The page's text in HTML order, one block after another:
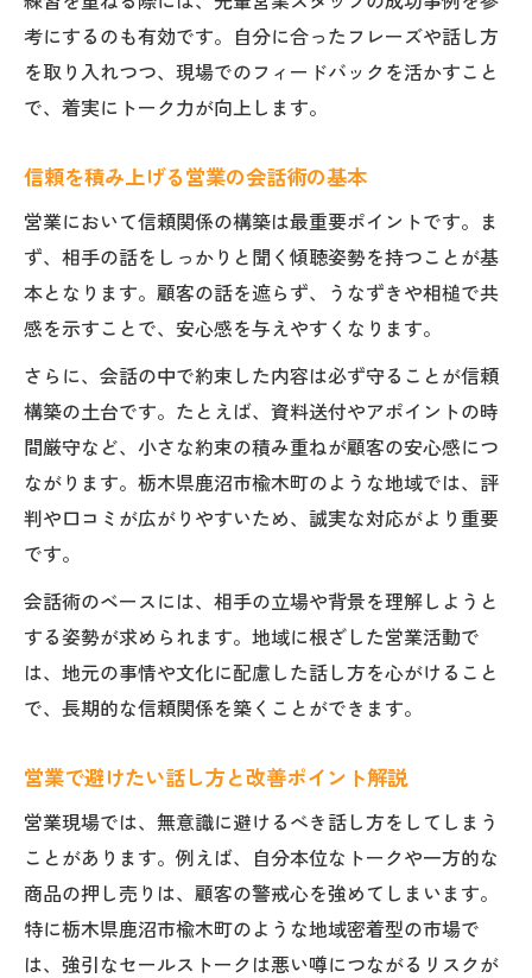
考にするのも有効です。自分に合ったフレーズや話し方
を取り入れつつ、現場でのフィードバックを活かすこと
で、着実にトーク力が向上します。
信頼を積み上げる営業の会話術の基本
営業において信頼関係の構築は最重要ポイントです。ま
ず、相手の話をしっかりと聞く傾聴姿勢を持つことが基
本となります。顧客の話を遮らず、うなずきや相槌で共
感を示すことで、安心感を与えやすくなります。
さらに、会話の中で約束した内容は必ず守ることが信頼
構築の土台です。たとえば、資料送付やアポイントの時
間厳守など、小さな約束の積み重ねが顧客の安心感につ
ながります。栃木県鹿沼市楡木町のような地域では、評
判や口コミが広がりやすいため、誠実な対応がより重要
です。
会話術のベースには、相手の立場や背景を理解しようと
する姿勢が求められます。地域に根ざした営業活動で
は、地元の事情や文化に配慮した話し方を心がけること
で、長期的な信頼関係を築くことができます。
営業で避けたい話し方と改善ポイント解説
営業現場では、無意識に避けるべき話し方をしてしまう
ことがあります。例えば、自分本位なトークや一方的な
商品の押し売りは、顧客の警戒心を強めてしまいます。
特に栃木県鹿沼市楡木町のような地域密着型の市場で
は、強引なセールストークは悪い噂につながるリスクが